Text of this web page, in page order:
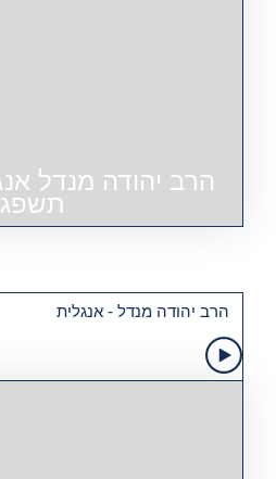
תשפג
הרב יהודה מנדל - אנגלית